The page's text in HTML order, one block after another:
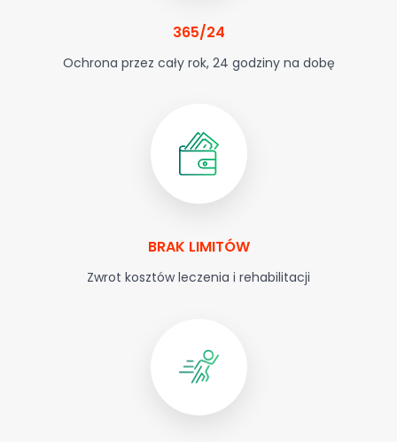
365/24
Ochrona przez cały rok, 24 godziny na dobę
BRAK LIMITÓW
Zwrot kosztów leczenia i rehabilitacji